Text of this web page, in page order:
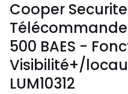
Cooper
500 BAES -
Visibilité+/
LUM10312